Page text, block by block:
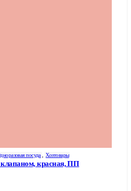
посуда Хозтовары
красная, ПП